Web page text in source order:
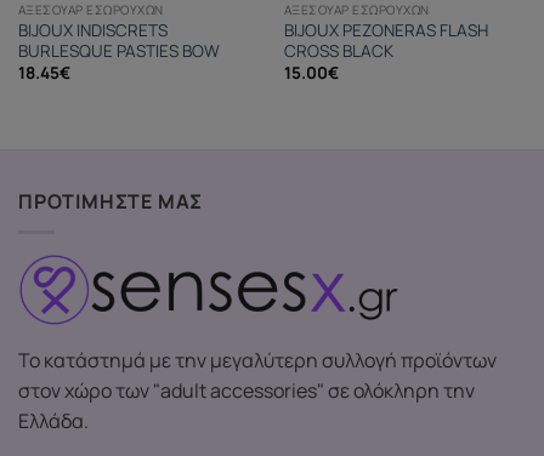
ΑΞΕΣΟΥΆΡ ΕΣΩΡΟΎΧΩΝ
BIJOUX INDISCRETS
BURLESQUE PASTIES BOW
18.45€
ΑΞΕΣΟΥΆΡ ΕΣΩΡΟΎΧΩΝ
BIJOUX PEZONERAS FLASH
CROSS BLACK
15.00€
ΠΡΟΤΙΜΗΣΤΕ ΜΑΣ
Το κατάστημά με την μεγαλύτερη συλλογή προϊόντων
στον χώρο των "adult accessories" σε ολόκληρη την
Ελλάδα.